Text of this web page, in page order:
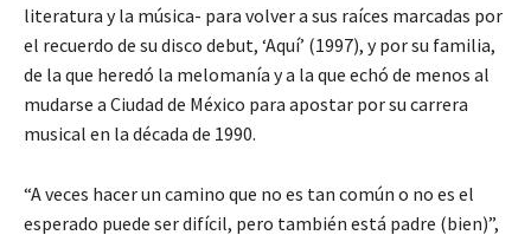
literatura y la música- para volver a sus raíces marcadas por
el recuerdo de su disco debut, ‘Aquí’ (1997), y por su familia,
de la que heredó la melomanía y a la que echó de menos al
mudarse a Ciudad de México para apostar por su carrera
musical en la década de 1990.
“A veces hacer un camino que no es tan común o no es el
esperado puede ser difícil, pero también está padre (bien)”,